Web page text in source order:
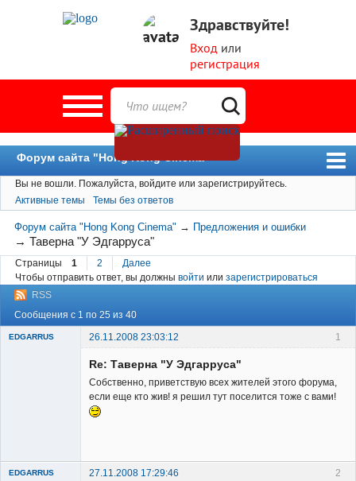
Здравствуйте!
Вход или
регистрация
Форум сайта "Hong Kong Cinema"
Форум
Новости
Пользователи
Поиск
Вы не вошли. Пожалуйста, войдите или зарегистрируйтесь.
Активные темы
Темы без ответов
Форум сайта "Hong Kong Cinema" → Предложения и ошибки
→Таверна "У Эдгарруса"
Страницы 1 2
Далее
Чтобы отправить ответ, вы должны войти или зарегистрироваться
RSS
Сообщения с 1 по 25 из 40
1
EDGARRUS
26.11.2008 23:03:12
Re: Таверна "У Эдгарруса"
Собственно, приветствую всех жителей этого форума,
если еще кто жив! я решил тут поселится тоже с вами!
2
EDGARRUS
27.11.2008 17:29:46